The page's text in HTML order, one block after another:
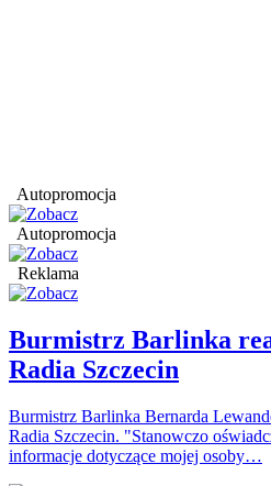
Autopromocja
Autopromocja
Reklama
Burmistrz Barlinka
Radia Szczecin
Burmistrz Barlinka Bernarda
Radia Szczecin. "Stanowczo
informacje dotyczące mojej osoby…